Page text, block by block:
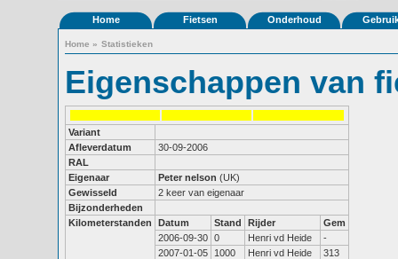
Home Fietsen Onderhoud
Home » Statistieken
Eigenschappen van
Variant
Afleverdatum
30-09-2006
RAL
Eigenaar
Peter nelson (UK)
Gewisseld
2 keer van eigenaar
Bijzonderheden
Kilometerstanden
Datum Stand Rijder
Gem
2006-09-30 0 Henri vd Heide
-
2007-01-05
1000 Henri vd Heide
313